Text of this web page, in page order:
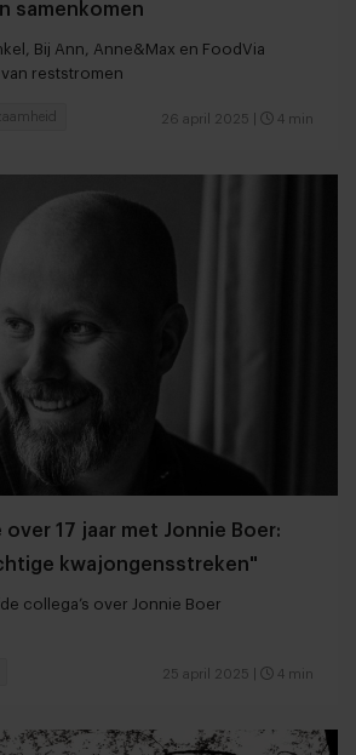
samenkomen
Bij Ann, Anne&Max en FoodVia
reststromen
26 april 2025 4 min
17 jaar met Jonnie Boer:
kwajongensstreken"
collega’s over Jonnie Boer
25 april 2025 4 min